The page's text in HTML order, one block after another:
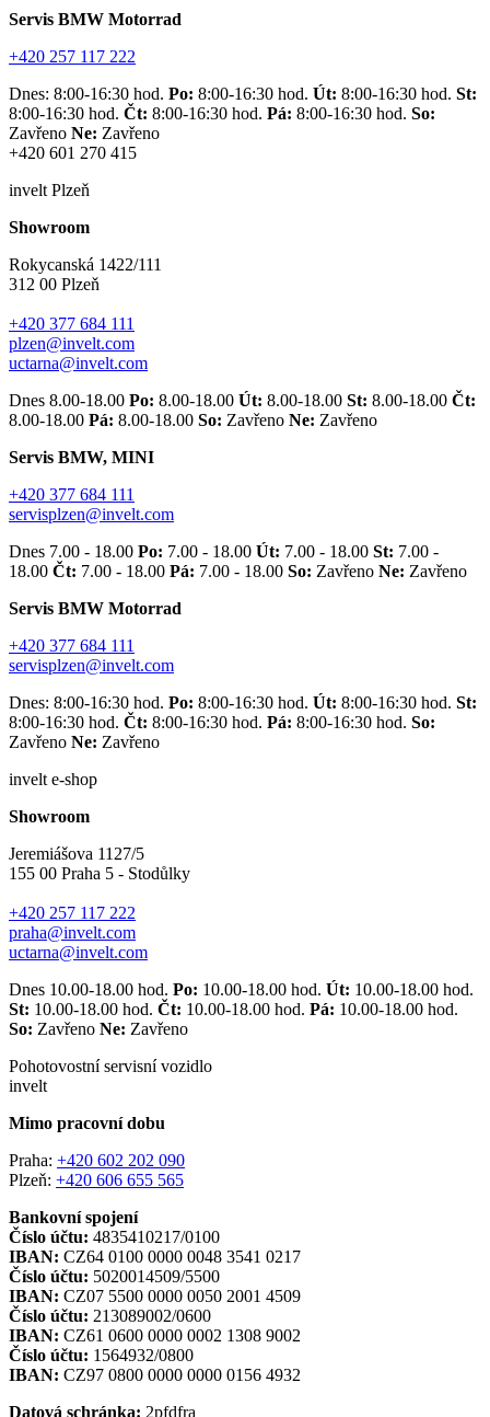
Servis BMW Motorrad
+420 257 117 222
Dnes: 8:00-16:30 hod. Po: 8:00-16:30 hod. Út: 8:00-16:30 hod. St:
8:00-16:30 hod. Čt: 8:00-16:30 hod. Pá: 8:00-16:30 hod. So:
Zavřeno Ne: Zavřeno
+420 601 270 415
invelt Plzeň
Showroom
Rokycanská 1422/111
312 00 Plzeň
+420 377 684 111
plzen@invelt.com
uctarna@invelt.com
Dnes 8.00-18.00 Po: 8.00-18.00 Út: 8.00-18.00 St: 8.00-18.00 Čt:
8.00-18.00 Pá: 8.00-18.00 So: Zavřeno Ne: Zavřeno
Servis BMW, MINI
+420 377 684 111
servisplzen@invelt.com
Dnes 7.00 - 18.00 Po: 7.00 - 18.00 Út: 7.00 - 18.00 St: 7.00 -
18.00 Čt: 7.00 - 18.00 Pá: 7.00 - 18.00 So: Zavřeno Ne: Zavřeno
Servis BMW Motorrad
+420 377 684 111
servisplzen@invelt.com
Dnes: 8:00-16:30 hod. Po: 8:00-16:30 hod. Út: 8:00-16:30 hod. St:
8:00-16:30 hod. Čt: 8:00-16:30 hod. Pá: 8:00-16:30 hod. So:
Zavřeno Ne: Zavřeno
invelt e-shop
Showroom
Jeremiášova 1127/5
155 00 Praha 5 - Stodůlky
+420 257 117 222
praha@invelt.com
uctarna@invelt.com
Dnes 10.00-18.00 hod. Po: 10.00-18.00 hod. Út: 10.00-18.00 hod.
St: 10.00-18.00 hod. Čt: 10.00-18.00 hod. Pá: 10.00-18.00 hod.
So: Zavřeno Ne: Zavřeno
Pohotovostní servisní vozidlo
invelt
Mimo pracovní dobu
Praha: +420 602 202 090
Plzeň: +420 606 655 565
Bankovní spojení
Číslo účtu: 4835410217/0100
IBAN: CZ64 0100 0000 0048 3541 0217
Číslo účtu: 5020014509/5500
IBAN: CZ07 5500 0000 0050 2001 4509
Číslo účtu: 213089002/0600
IBAN: CZ61 0600 0000 0002 1308 9002
Číslo účtu: 1564932/0800
IBAN: CZ97 0800 0000 0000 0156 4932
Datová schránka: 2pfdfra